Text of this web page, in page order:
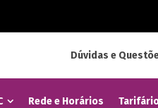
Dúvidas e
Rede e Horários